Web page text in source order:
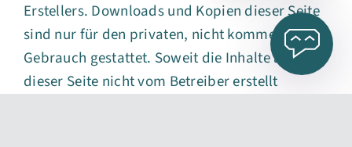
Erstellers. Downloads und Kopien dieser Seite
sind nur für den privaten, nicht kommerziellen
Gebrauch gestattet. Soweit die Inhalte auf
dieser Seite nicht vom Betreiber erstellt